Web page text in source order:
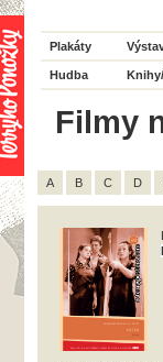
Plakáty
Hudba
Filmy
A B C D